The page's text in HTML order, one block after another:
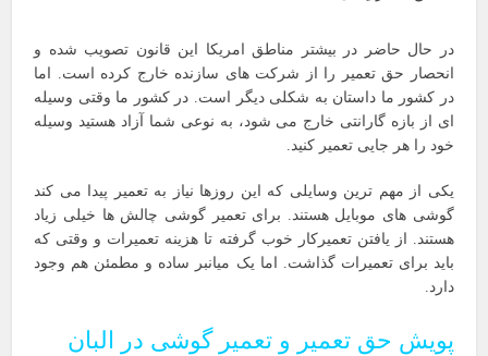
در حال حاضر در بیشتر مناطق امریکا این قانون تصویب شده و
انحصار حق تعمیر را از شرکت های سازنده خارج کرده است. اما
در کشور ما داستان به شکلی دیگر است. در کشور ما وقتی وسیله
ای از بازه گارانتی خارج می شود، به نوعی شما آزاد هستید وسیله
خود را هر جایی تعمیر کنید.
یکی از مهم ترین وسایلی که این روزها نیاز به تعمیر پیدا می کند
گوشی های موبایل هستند. برای تعمیر گوشی چالش ها خیلی زیاد
هستند. از یافتن تعمیرکار خوب گرفته تا هزینه تعمیرات و وقتی که
باید برای تعمیرات گذاشت. اما یک میانبر ساده و مطمئن هم وجود
دارد.
پویش حق تعمیر و تعمیر گوشی در البان